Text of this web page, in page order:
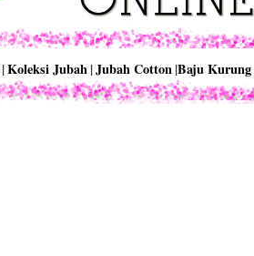
|Koleksi Jubah|Jubah Cotton|Baju Kurung